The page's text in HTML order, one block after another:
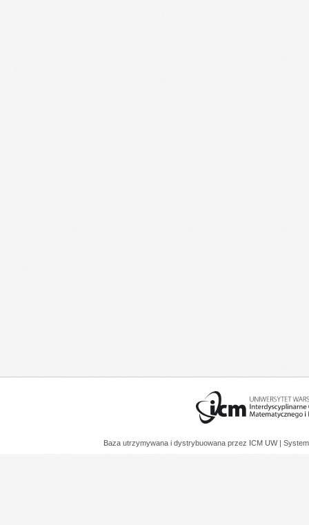
Baza utrzymywana i dystrybuowana przez ICM UW |